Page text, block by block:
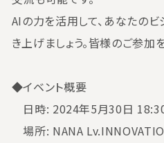
AIの力を活用して、あなたの
き上げましょう。皆様のご参加
◆イベント概要
日時: 2024年5月30日
場所: NANA